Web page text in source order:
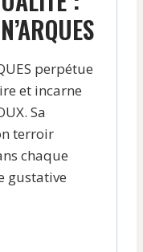
perpétue
et incarne
Sa
terroir
chaque
gustative